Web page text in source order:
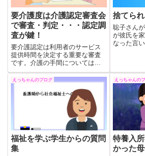
要介護度は介護認定審査会
で審査・判定・・・認定調
査が鍵！
要介護認定は利用者のサービス
提供時間を決定する重要な審査
です。介護の手間については介
護福祉士や社会福祉士等の福祉
専門職からの意見が重要だと思
員に選出された時には、是非、
現場の経験者としての介護の手
間を意見してほしいです。
捨てら
聡子さん
が彼氏を
なった言
います。
を捨てた
ます。
えっちゃんのブログ
福祉を学ぶ学生からの質問
集
えっちゃんの
特養入
かった